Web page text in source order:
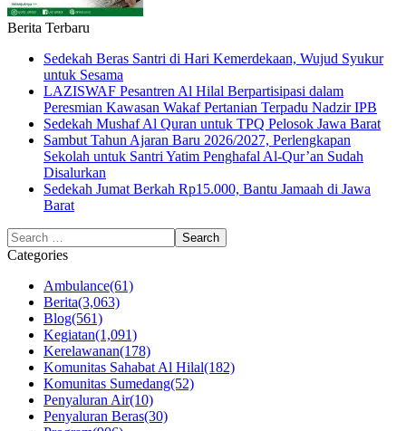
Berita Terbaru
Sedekah Beras Santri di Hari Kemerdekaan, Wujud Syukur
untuk Sesama
LAZISWAF Pesantren Al Hilal Berpartisipasi dalam
Peresmian Kawasan Wakaf Pertanian Terpadu Nadzir IPB
Sedekah Mushaf Al Quran untuk TPQ Pelosok Jawa Barat
Sambut Tahun Ajaran Baru 2026/2027, Perlengkapan
Sekolah untuk Santri Yatim Penghafal Al-Qur’an Sudah
Disalurkan
Sedekah Jumat Berkah Rp15.000, Bantu Jamaah di Jawa
Barat
Categories
Ambulance(61)
Berita(3,063)
Blog(561)
Kegiatan(1,091)
Kerelawanan(178)
Komunitas Sahabat Al Hilal(182)
Komunitas Sumedang(52)
Penyaluran Air(10)
Penyaluran Beras(30)